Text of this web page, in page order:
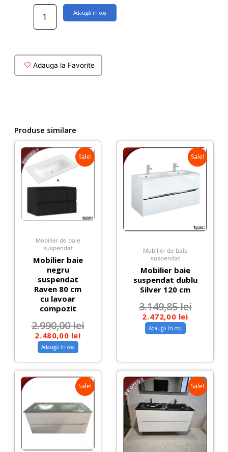
Cantitate
cm
Adaugă în coș
Adauga la Favorite
Produse similare
Sale!
Mobilier de baie
suspendat
Mobilier baie
negru
suspendat
Raven 80 cm
cu lavoar
compozit
2.990,00lei
2.480,00 lei
Adaugă în coș
Sale!
Mobilier de baie
suspendat
Mobilier baie
suspendat dublu
Silver 120 cm
3.149,85lei
2.472,00 lei
Adaugă în coș
Sale! Sale!